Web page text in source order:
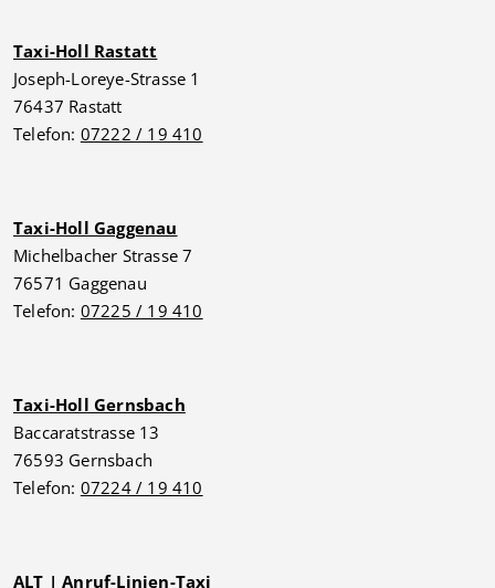
Taxi-Holl Rastatt
Joseph-Loreye-Strasse 1
76437 Rastatt
Telefon: 07222 / 19 410
Taxi-Holl Gaggenau
Michelbacher Strasse 7
76571 Gaggenau
Telefon: 07225 / 19 410
Taxi-Holl Gernsbach
Baccaratstrasse 13
76593 Gernsbach
Telefon: 07224 / 19 410
ALT | Anruf-Linien-Taxi